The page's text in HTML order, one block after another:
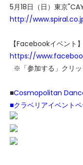
5月18日（日）東京
http://
【Facebookイベント】
https://
※「参加する」クリッ
■Cosmopolitan
■クラベリアイベント